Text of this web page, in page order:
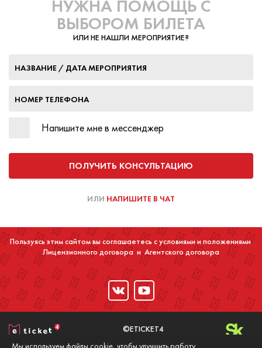
НУЖНА ПОМОЩЬ С
ВЫБОРОМ БИЛЕТА
ИЛИ НЕ НАШЛИ МЕРОПРИЯТИЕ?
НАЗВАНИЕ / ДАТА МЕРОПРИЯТИЯ
НОМЕР ТЕЛЕФОНА
Напишите мне в мессенджер
ПОЛУЧИТЬ КОНСУЛЬТАЦИЮ
ИЛИ НАПИШИТЕ В ЧАТ
Пользуясь этим сайтом вы соглашаетесь с условиями и положениями
Лицензионного договора иАгентского договора
©ETICKET4
Мы используем файлы cookie, чтобы улучшить работу